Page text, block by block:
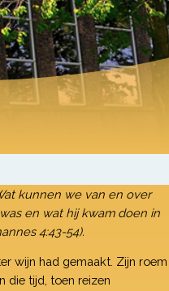
kunnen we van en over
en wat hij kwam doen in
4:43-54).
wijn had gemaakt. Zijn roem
die tijd, toen reizen